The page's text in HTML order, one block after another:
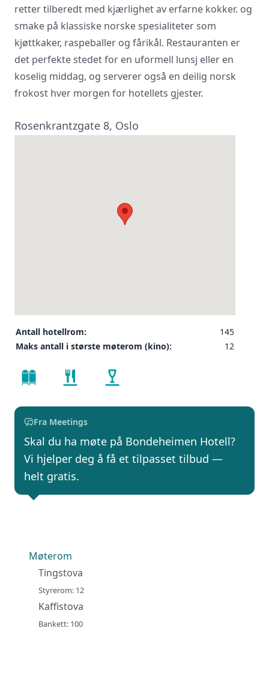
retter tilberedt med kjærlighet av erfarne kokker. og
smake på klassiske norske spesialiteter som
kjøttkaker, raspeballer og fårikål. Restauranten er
det perfekte stedet for en uformell lunsj eller en
koselig middag, og serverer også en deilig norsk
frokost hver morgen for hotellets gjester.
Rosenkrantzgate 8, Oslo
Antall hotellrom:
145
Maks antall i største møterom (kino):
12
Fra Meetings
Skal du ha møte på Bondeheimen Hotell?
Vi hjelper deg å få et tilpasset tilbud —
helt gratis.
Møterom
Tingstova
Styrerom: 12
Kaffistova
Bankett: 100